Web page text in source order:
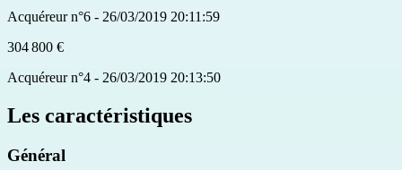
Acquéreur n°6 - 26/03/2019 20:11:59
304 800 €
Acquéreur n°4 - 26/03/2019 20:13:50
Les caractéristiques
Général